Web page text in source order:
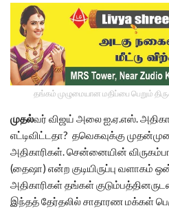
தங்கம் முழுமையான மதிப்பை பெறும்
முதல்வர் விஜய் அலை ஐ.ஏ.எஸ்.
எட்டிவிட்டதா? தவெகவுக்கு
அதிகாரிகள். சென்னையின்
(தைஷா) என்ற குடியிருப்பு வளாகம்
அதிகாரிகள் தங்கள்
இந்தத் தேர்தலில் சாதாரண மக்கள்